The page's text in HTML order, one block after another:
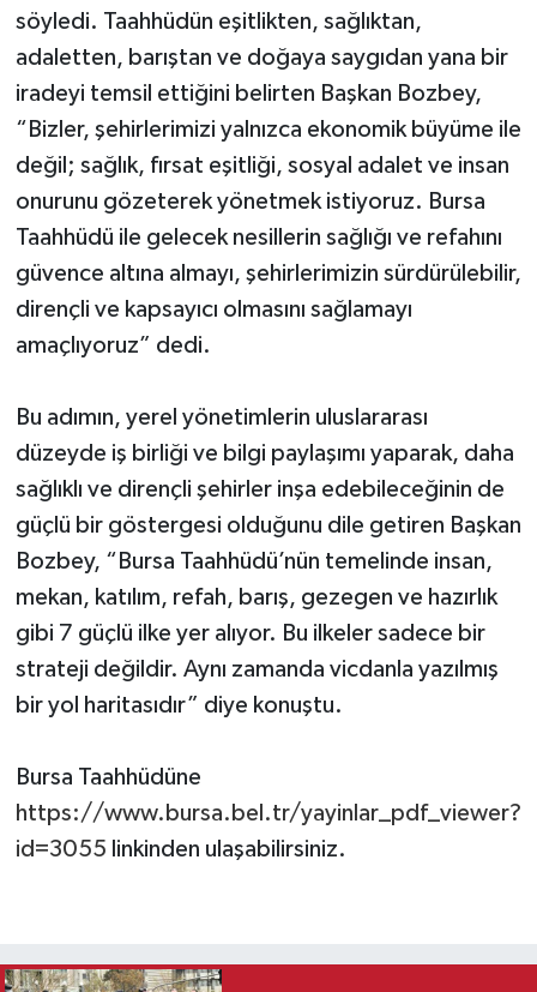
söyledi. Taahhüdün eşitlikten, sağlıktan,
adaletten, barıştan ve doğaya saygıdan yana bir
iradeyi temsil ettiğini belirten Başkan Bozbey,
“Bizler, şehirlerimizi yalnızca ekonomik büyüme ile
değil; sağlık, fırsat eşitliği, sosyal adalet ve insan
onurunu gözeterek yönetmek istiyoruz. Bursa
Taahhüdü ile gelecek nesillerin sağlığı ve refahını
güvence altına almayı, şehirlerimizin sürdürülebilir,
dirençli ve kapsayıcı olmasını sağlamayı
amaçlıyoruz” dedi.
Bu adımın, yerel yönetimlerin uluslararası
düzeyde iş birliği ve bilgi paylaşımı yaparak, daha
sağlıklı ve dirençli şehirler inşa edebileceğinin de
güçlü bir göstergesi olduğunu dile getiren Başkan
Bozbey, “Bursa Taahhüdü’nün temelinde insan,
mekan, katılım, refah, barış, gezegen ve hazırlık
gibi 7 güçlü ilke yer alıyor. Bu ilkeler sadece bir
strateji değildir. Aynı zamanda vicdanla yazılmış
bir yol haritasıdır” diye konuştu.
Bursa Taahhüdüne
https://www.bursa.bel.tr/yayinlar_pdf_viewer?
id=3055 linkinden ulaşabilirsiniz.